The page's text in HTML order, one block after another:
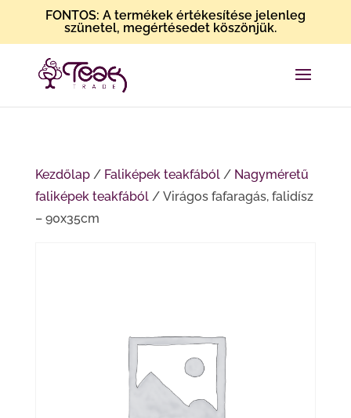
FONTOS: A termékek értékesítése jelenleg
szünetel, megértésedet köszönjük.
Kezdőlap/ Faliképek teakfából/ Nagyméretű
faliképek teakfából/ Virágos fafaragás, falidísz
– 90x35cm